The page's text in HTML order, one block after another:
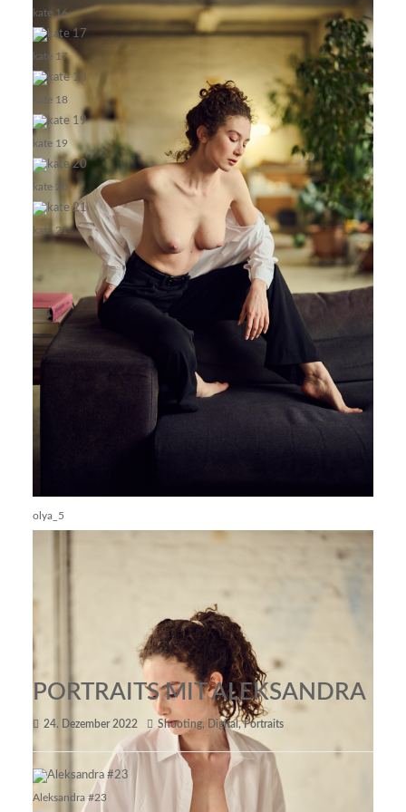
olya_5
kate 16
kate 17
kate 18
kate 19
kate 20
kate 21
PORTRAITS MIT ALEKSANDRA
24. Dezember 2022 Shooting, Digital, Portraits
Aleksandra #23